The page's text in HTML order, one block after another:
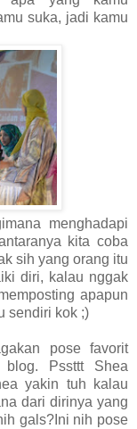
suka, jadi kamu
menghadapi
kita coba
sih yang orang itu
diri, kalau nggak
apapun
sendiri kok ;)
pose favorit
Pssttt Shea
yakin tuh kalau
dari dirinya yang
gals?Ini nih pose